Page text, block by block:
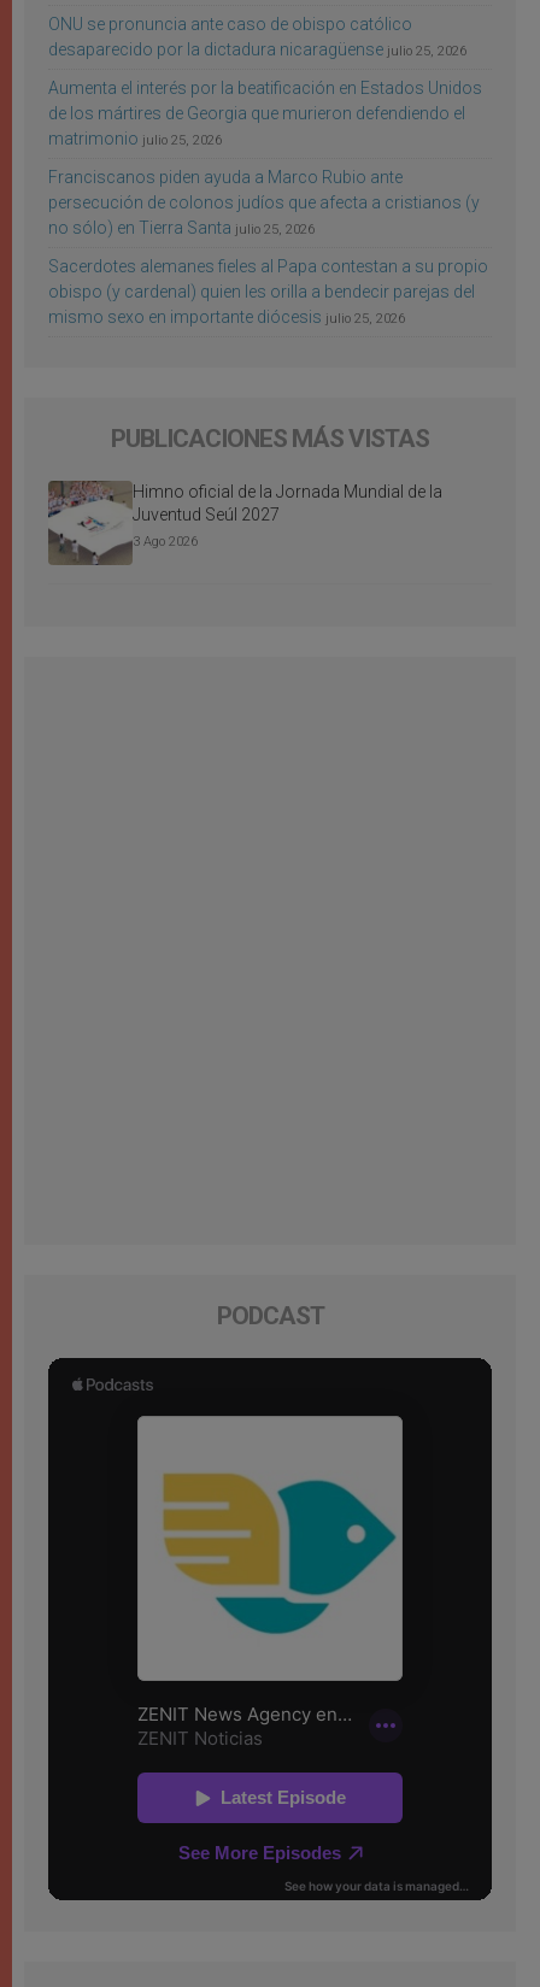
ONU se pronuncia ante caso de obispo católico
desaparecido por la dictadura nicaragüense julio 25, 2026
Aumenta el interés por la beatificación en Estados Unidos
de los mártires de Georgia que murieron defendiendo el
matrimonio julio 25, 2026
Franciscanos piden ayuda a Marco Rubio ante
persecución de colonos judíos que afecta a cristianos (y
no sólo) en Tierra Santa julio 25, 2026
Sacerdotes alemanes fieles al Papa contestan a su propio
obispo (y cardenal) quien les orilla a bendecir parejas del
mismo sexo en importante diócesis julio 25, 2026
PUBLICACIONES MÁS VISTAS
Himno oficial de la Jornada Mundial de la
Juventud Seúl 2027
3 Ago 2026
PODCAST